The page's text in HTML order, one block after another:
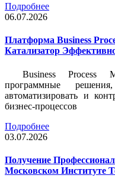
Подробнее
06.07.2026
Платформа Business
Катализатор
Business Process
программные
автоматизировать и
бизнес-процессов
Подробнее
03.07.2026
Получение
Московском Институте